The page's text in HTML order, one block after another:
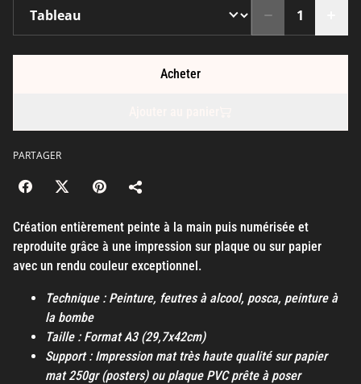
Acheter
PARTAGER
Création entièrement peinte à la main puis numérisée et
reproduite grâce à une impression sur plaque ou sur papier
avec un rendu couleur exceptionnel.
Technique : Peinture, feutres à alcool, posca, peinture à
la bombe
Taille : Format A3 (29,7x42cm)
Support : Impression mat très haute qualité sur papier
mat 250gr (posters) ou plaque PVC prête à poser